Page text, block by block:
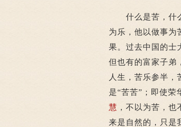
什么是苦，什么
为乐，他以做事为
果。过去中国的士
但也有的富家子弟
人生，苦乐参半，
是“苦苦”；即使荣
慧 ，不以为苦，
来是自然的，只是